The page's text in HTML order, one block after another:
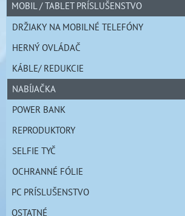
MOBIL / TABLET PRÍSLUŠENSTVO
DRŽIAKY NA MOBILNÉ TELEFÓNY
HERNÝ OVLÁDAČ
KÁBLE/ REDUKCIE
NABÍJAČKA
POWER BANK
REPRODUKTORY
SELFIE TYČ
OCHRANNÉ FÓLIE
PC PRÍSLUŠENSTVO
OSTATNÉ